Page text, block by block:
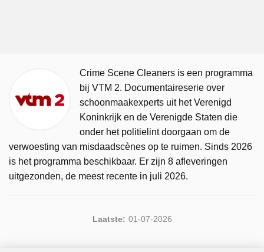
Crime Scene Cleaners is een programma
bij VTM 2. Documentaireserie over
schoonmaakexperts uit het Verenigd
Koninkrijk en de Verenigde Staten die
onder het politielint doorgaan om de
verwoesting van misdaadscènes op te ruimen. Sinds 2026
is het programma beschikbaar. Er zijn 8 afleveringen
uitgezonden, de meest recente in juli 2026.
Laatste: 01-07-2026